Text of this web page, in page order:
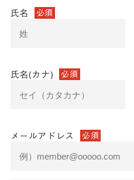
氏名 必須
氏名(カナ) 必須
メールアドレス 必須